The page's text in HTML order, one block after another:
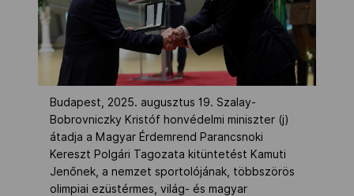
Budapest, 2025. augusztus 19. Szalay-
Bobrovniczky Kristóf honvédelmi miniszter (j)
átadja a Magyar Érdemrend Parancsnoki
Kereszt Polgári Tagozata kitüntetést Kamuti
Jenőnek, a nemzet sportolójának, többszörös
olimpiai ezüstérmes, világ- és magyar